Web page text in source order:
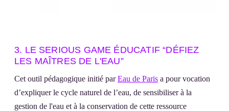
3. LE SERIOUS GAME ÉDUCATIF “DÉFIEZ
LES MAÎTRES DE L'EAU”
Cet outil pédagogique initié parEau de Paris a pour vocation
d’expliquer le cycle naturel de l’eau, de sensibiliser à la
gestion de l'eau et à la conservation de cette ressource